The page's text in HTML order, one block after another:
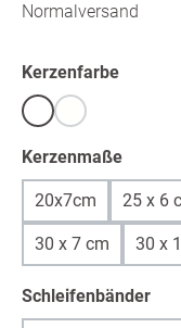
Normalversand
Kerzenfarbe
Weißwarmweiß /
(Diese Option
Kerzenmaße
20x7cm 25 x 6
30 x 7 cm 30 x
Schleifenbänder